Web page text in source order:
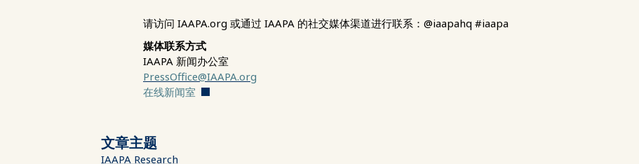
请访问 IAAPA.org 或通过 IAAPA 的社交媒体渠道进行联系：@iaapahq #iaapa
媒体联系方式
IAAPA 新闻办公室
PressOffice@IAAPA.org
在线新闻室
文章主题
IAAPA Research